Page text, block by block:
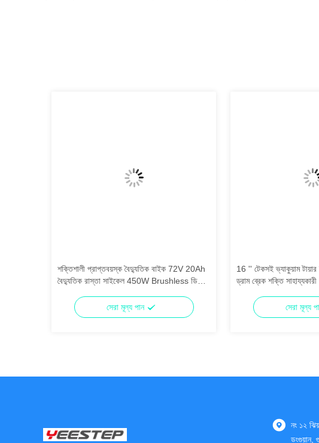
শক্তিশালী প্রাপ্তবয়স্ক বৈদ্যুতিক বাইক 72V 20Ah
বৈদ্যুতিক রাস্তা সাইকেল 450W Brushless ডিসি
সেরা মূল্য পান
16 '' টেকসই ভ্যাকুয়াম টায়ার
ড্রাম ব্রেক শক্তি
সেরা মূল্য
নং ১২
ডংগুয়ান,